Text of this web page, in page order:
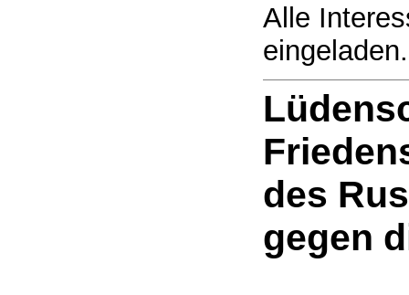
Alle
eingeladen.
des
gegen